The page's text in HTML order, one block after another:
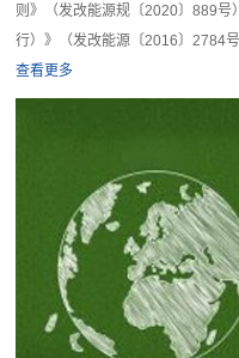
则》（发改能源规〔2020〕889号
行）》（发改能源〔2016〕2784
查看更多